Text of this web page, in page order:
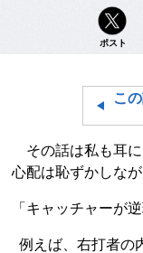
ポスト
こ
その話は私も耳に
心配は恥ずかしな
「キャッチャーが
例えば、右打者の